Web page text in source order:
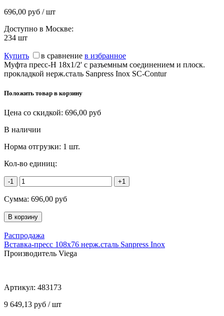
696,00 руб / шт
Доступно в Москве:
234 шт
Купить в сравнение в избранное
Муфта пресс-Н 18x1/2' с разъемным соединением и плоск.
прокладкой нерж.сталь Sanpress Inox SC-Contur
Положить товар в корзину
Цена со скидкой: 696,00 руб
В наличии
Норма отгрузки: 1 шт.
Кол-во единиц:
-1 +1
Сумма: 696,00 руб
Распродажа
Вставка-пресс 108x76 нерж.сталь Sanpress Inox
Производитель Viega
Артикул: 483173
9 649,13 руб / шт